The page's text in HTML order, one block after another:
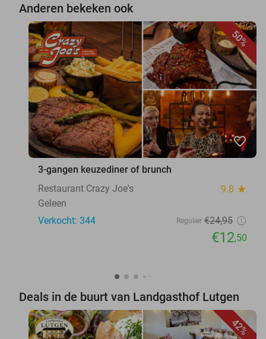
Anderen bekeken ook
50%
favorite_border
3-gangen keuzediner of brunch
Restaurant Crazy Joe's
9.8 star
Geleen
Verkocht: 344
Regulier €24,95
€12,50
Deals in de buurt van Landgasthof Lutgen
42%